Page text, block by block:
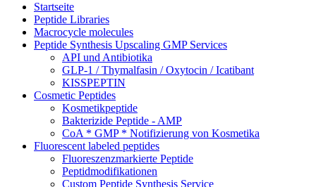
Startseite
Peptide Libraries
Macrocycle molecules
Peptide Synthesis Upscaling GMP Services
API und Antibiotika
GLP-1 / Thymalfasin / Oxytocin / Icatibant
KISSPEPTIN
Cosmetic Peptides
Kosmetikpeptide
Bakterizide Peptide - AMP
CoA * GMP * Notifizierung von Kosmetika
Fluorescent labeled peptides
Fluoreszenzmarkierte Peptide
Peptidmodifikationen
Custom Peptide Synthesis Service